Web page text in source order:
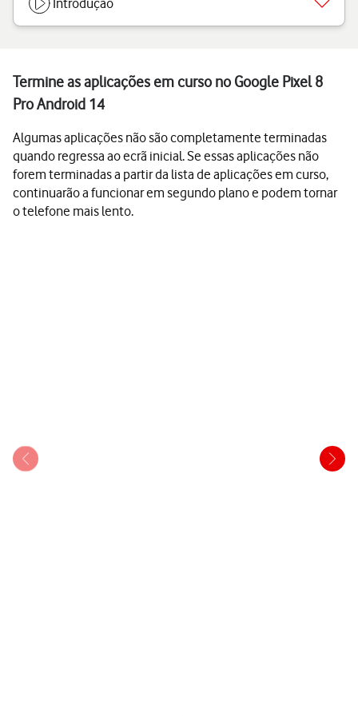
Introdução
Termine as aplicações em curso no Google Pixel 8
Pro Android 14
Algumas aplicações não são completamente terminadas
quando regressa ao ecrã inicial. Se essas aplicações não
forem terminadas a partir da lista de aplicações em curso,
continuarão a funcionar em segundo plano e podem tornar
o telefone mais lento.